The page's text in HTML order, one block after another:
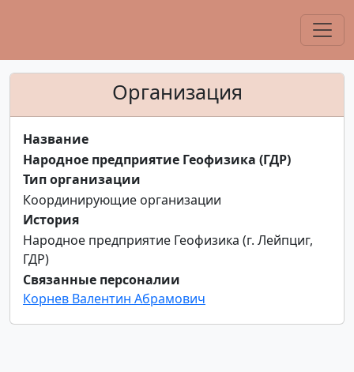
Организация
Название
Народное предприятие Геофизика (ГДР)
Тип организации
Координирующие организации
История
Народное предприятие Геофизика (г. Лейпциг,
ГДР)
Связанные персоналии
Корнев Валентин Абрамович